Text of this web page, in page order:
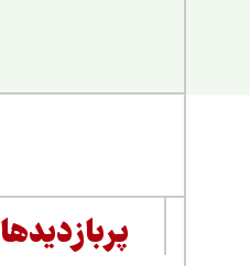
پربازدیدها